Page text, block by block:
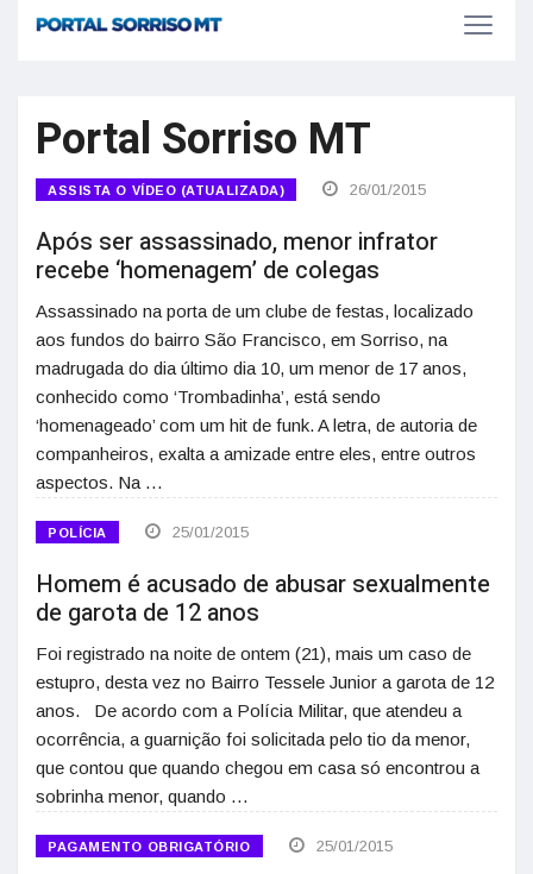
Portal Sorriso MT
ASSISTA O VÍDEO (ATUALIZADA) 26/01/2015
Após ser assassinado, menor infrator
recebe ‘homenagem’ de colegas
Assassinado na porta de um clube de festas, localizado
aos fundos do bairro São Francisco, em Sorriso, na
madrugada do dia último dia 10, um menor de 17 anos,
conhecido como ‘Trombadinha’, está sendo
‘homenageado’ com um hit de funk. A letra, de autoria de
companheiros, exalta a amizade entre eles, entre outros
aspectos. Na …
POLÍCIA 25/01/2015
Homem é acusado de abusar sexualmente
de garota de 12 anos
Foi registrado na noite de ontem (21), mais um caso de
estupro, desta vez no Bairro Tessele Junior a garota de 12
anos. De acordo com a Polícia Militar, que atendeu a
ocorrência, a guarnição foi solicitada pelo tio da menor,
que contou que quando chegou em casa só encontrou a
sobrinha menor, quando …
PAGAMENTO OBRIGATÓRIO 25/01/2015